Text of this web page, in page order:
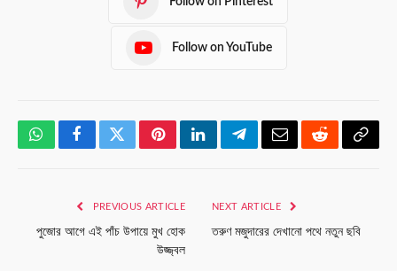
Follow on YouTube
WhatsAppFacebookTwitterPinterestLinkedInTelegramEmailRedditCopy
PREVIOUS ARTICLE
পুজোর আগে এই পাঁচ উপায়ে মুখ হোক
উজ্জ্বল
NEXT ARTICLE
তরুণ মজুদারের দেখানো পথে নতুন ছবি